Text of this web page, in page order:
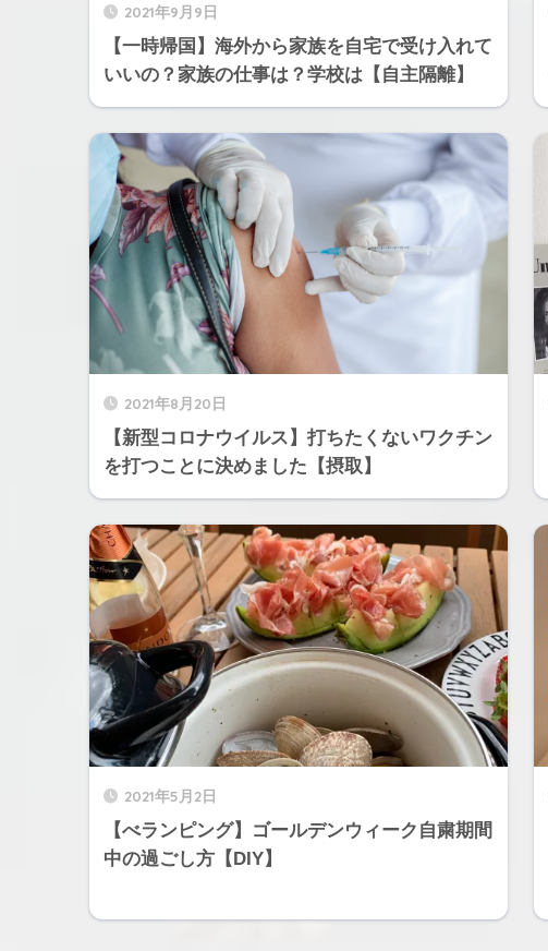
2021年9月9日
【一時帰国】海外から家族を自宅で受け入れて
いいの？家族の仕事は？学校は【自主隔離】
2021年8月20日
【新型コロナウイルス】打ちたくないワクチン
を打つことに決めました【摂取】
2021年5月2日
【べランピング】ゴールデンウィーク自粛期間
中の過ごし方【DIY】